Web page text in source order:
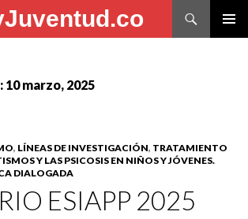
marzo, 2025
, LÍNEAS DE INVESTIGACIÓN, TRATAMIENTO
Y LAS PSICOSIS EN NIÑOS Y JÓVENES.
DIALOGADA
ESIAPP 2025